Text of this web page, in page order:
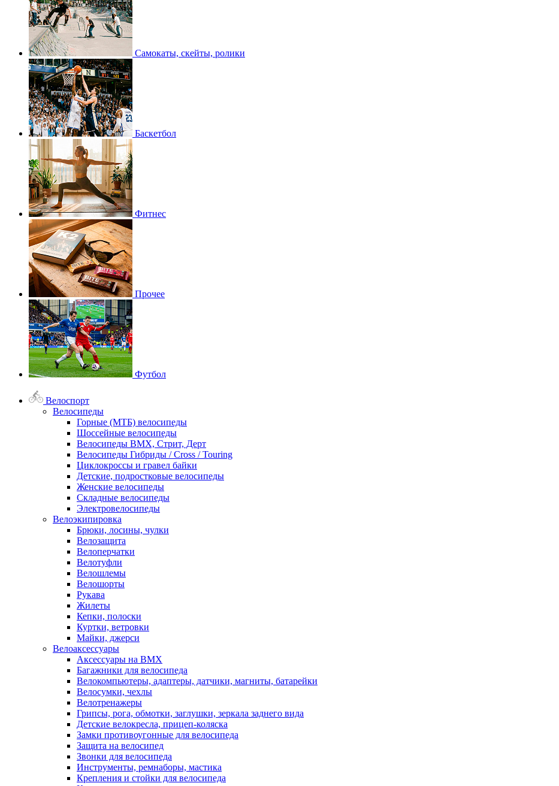
Самокаты, скейты, ролики
Баскетбол
Фитнес
Прочее
Футбол
Велоспорт
Велосипеды
Горные (МТБ) велосипеды
Шоссейные велосипеды
Велосипеды BMX, Стрит, Дерт
Велосипеды Гибриды / Cross / Touring
Циклокроссы и гравел байки
Детские, подростковые велосипеды
Женские велосипеды
Складные велосипеды
Электровелосипеды
Велоэкипировка
Брюки, лосины, чулки
Велозащита
Велоперчатки
Велотуфли
Велошлемы
Велошорты
Рукава
Жилеты
Кепки, полоски
Куртки, ветровки
Майки, джерси
Велоаксессуары
Аксессуары на BMX
Багажники для велосипеда
Велокомпьютеры, адаптеры, датчики, магниты, батарейки
Велосумки, чехлы
Велотренажеры
Грипсы, рога, обмотки, заглушки, зеркала заднего вида
Детские велокресла, прицеп-коляска
Замки противоугонные для велосипеда
Защита на велосипед
Звонки для велосипеда
Инструменты, ремнаборы, мастика
Крепления и стойки для велосипеда